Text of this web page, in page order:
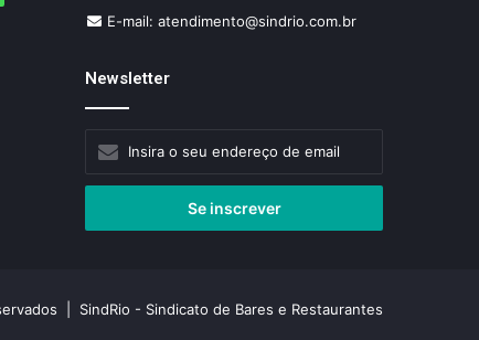
E-mail: atendimento@sindrio.com.br
Newsletter
seu
de
| SindRio - Sindicato de Bares e Restaurantes